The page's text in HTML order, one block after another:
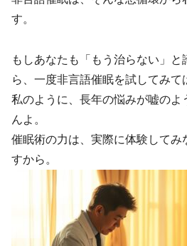
す。
もしあなたも「もう治らない」
ら、一度非言語催眠を試してみて
私のように、長年の悩みが嘘のよ
んよ。
催眠術の力は、実際に体験してみ
すから。